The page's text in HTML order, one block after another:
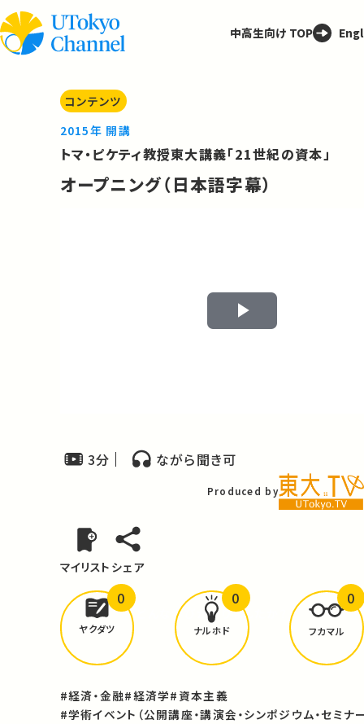
中高生向け TOP
コンテンツ
2015年 開講
トマ・ピケティ教授東大講義「21世紀の資本」
オープニング（日本語字幕）
Play
3分 ながら聞き可
Produced by
マイリスト シェア
どんな学びがありましたか？
ヤクダツ
0
ナルホド
0
フカマル
0
#経済・金融#経済学#資本主義
#学術イベント（公開講座・講演会・シンポジウム・セミナ